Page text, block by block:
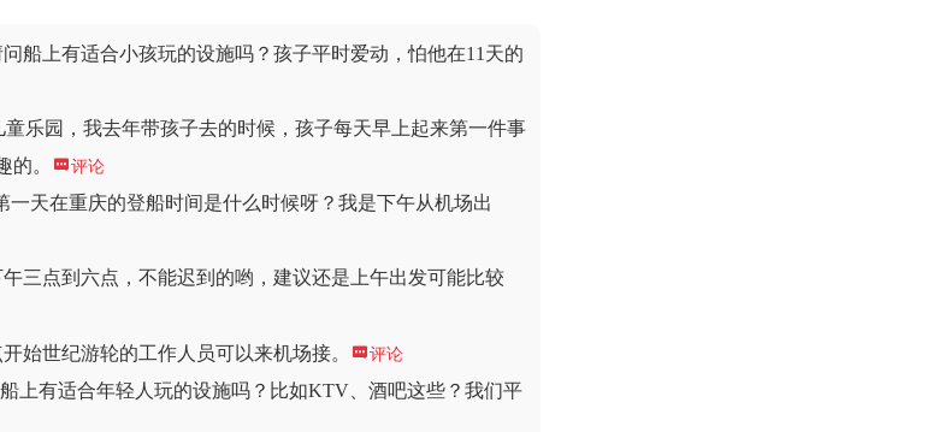
船上有适合小孩玩的设施吗？孩子平时爱动，怕他在11天的
乐园，我去年带孩子去的时候，孩子每天早上起来第一件事
的。
评论
天在重庆的登船时间是什么时候呀？我是下午从机场出
三点到六点，不能迟到的哟，建议还是上午出发可能比较
始世纪游轮的工作人员可以来机场接。 评论
上有适合年轻人玩的设施吗？比如KTV、酒吧这些？我们平